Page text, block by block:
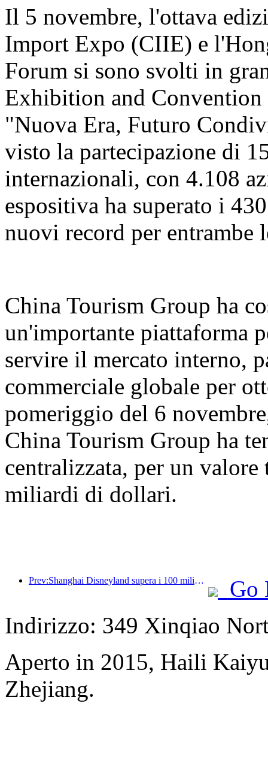
Il 5 novembre, l'ottava
Import Expo (CIIE) e
Forum si sono svolti in
Exhibition and Convention
"Nuova Era, Futuro
visto la partecipazione di
internazionali, con 4.108
espositiva ha superato i
nuovi record per entrambe
China Tourism Group ha
un'importante piattaforma
servire il mercato interno,
commerciale globale per
pomeriggio del 6
China Tourism Group ha
centralizzata, per un
miliardi di dollari.
Prev:Shanghai Disneyland supera i 100 milioni di visitatori e si espanderà con un quarto hotel a tema.
Go
Indirizzo: 349 Xinqiao
Aperto in 2015, Haili
Zhejiang.